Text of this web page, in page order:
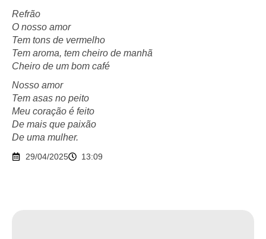
Refrão
O nosso amor
Tem tons de vermelho
Tem aroma, tem cheiro de manhã
Cheiro de um bom café
Nosso amor
Tem asas no peito
Meu coração é feito
De mais que paixão
De uma mulher.
29/04/2025 13:09